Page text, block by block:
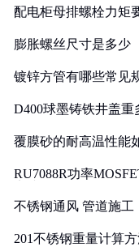
配电柜母排螺栓力矩
膨胀螺丝尺寸是多少
镀锌方管有哪些常见
D400球墨铸铁井盖重
覆膜砂的耐高温性能
RU7088R功率
不锈钢通风 管道施工
201不锈钢重量计算